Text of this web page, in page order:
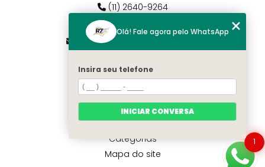
(11) 2640-9264
(11) 98784-6664
atendimento@r7print.com.br
MENU
Home
Quem somos
Contato
Categorias
Mapa do site
1
Olá! Fale agora pelo WhatsApp
Insira seu telefone
INICIAR CONVERSA